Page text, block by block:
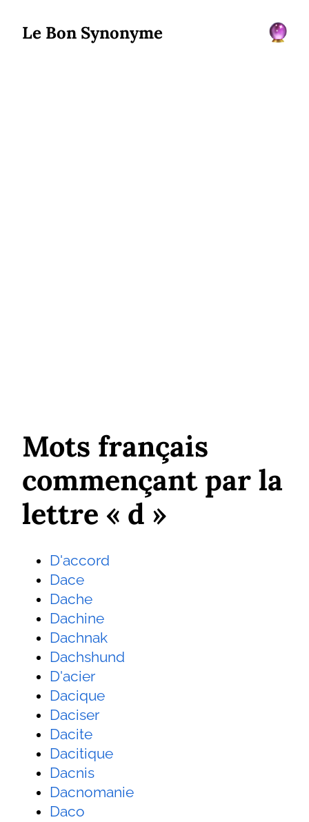
Le Bon Synonyme
Mots français
commençant par la
lettre « d »
D'accord
Dace
Dache
Dachine
Dachnak
Dachshund
D'acier
Dacique
Daciser
Dacite
Dacitique
Dacnis
Dacnomanie
Daco